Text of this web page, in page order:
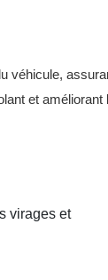
véhicule,
et améliorant
virages et